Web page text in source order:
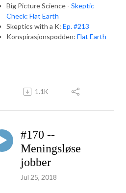
Big Picture Science - Skeptic
Check: Flat Earth
Skeptics with a K: Ep. #213
Konspirasjonspodden: Flat Earth
1.1K
#170 --
Meningsløse
jobber
Jul 25, 2018